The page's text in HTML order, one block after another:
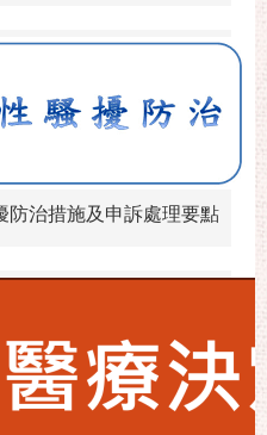
防治措施及申訴處理要點